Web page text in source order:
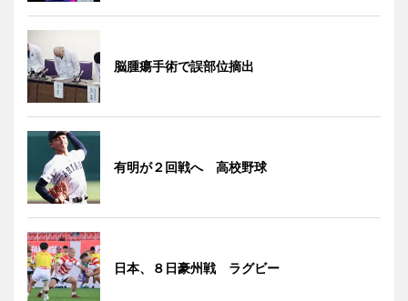
脳腫瘍手術で誤部位摘出
有明が２回戦へ 高校野球
日本、８日豪州戦 ラグビー